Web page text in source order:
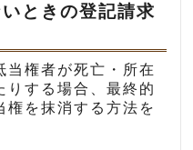
ときの登記請求
当権者が死亡・所在
りする場合、最終的
権を抹消する方法を